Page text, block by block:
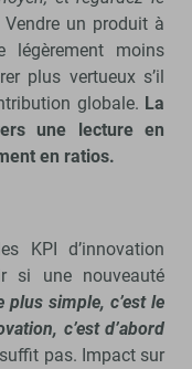
un produit à
légèrement moins
plus vertueux s’il
globale. La
une lecture en
en ratios.
KPI d’innovation
si une nouveauté
plus simple, c’est le
c’est d’abord
pas. Impact sur